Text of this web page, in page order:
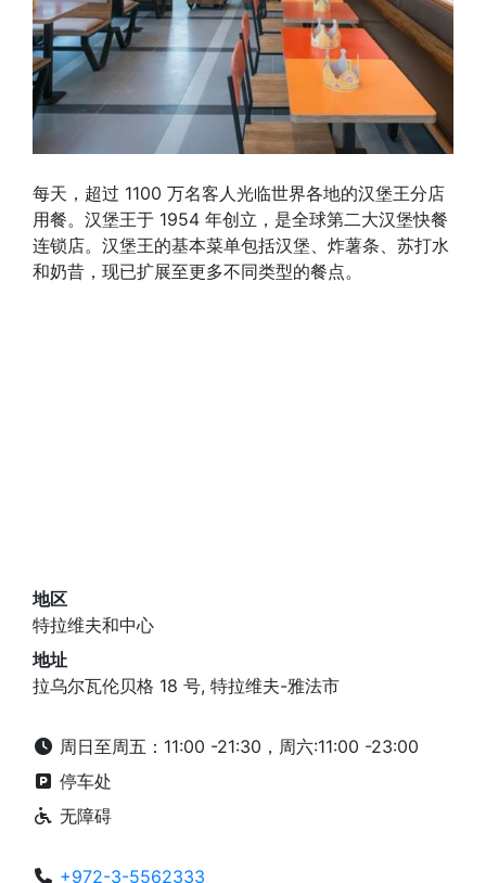
每天，超过 1100 万名客人光临世界各地的汉堡王分店
用餐。汉堡王于 1954 年创立，是全球第二大汉堡快餐
连锁店。汉堡王的基本菜单包括汉堡、炸薯条、苏打水
和奶昔，现已扩展至更多不同类型的餐点。
地区
特拉维夫和中心
地址
拉乌尔瓦伦贝格 18 号, 特拉维夫-雅法市
周日至周五：11:00 -21:30，周六:11:00 -23:00
停车处
无障碍
+972-3-5562333